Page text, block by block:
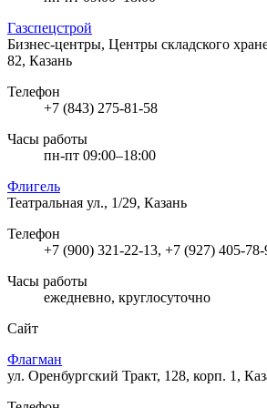
Газспецстрой
Бизнес-центры, Центры складского
82, Казань
Телефон
+7 (843) 275-81-58
Часы работы
пн-пт 09:00–18:00
Флигель
Театральная ул., 1/29, Казань
Телефон
+7 (900) 321-22-13, +7 (927) 405-78-
Часы работы
ежедневно, круглосуточно
Сайт
Флагман
ул. Оренбургский Тракт, 128, корп. 1,